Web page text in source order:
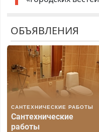
ОБЪЯВЛЕНИЯ
САНТЕХНИЧЕСКИЕ РАБОТЫ
Сантехнические
работы